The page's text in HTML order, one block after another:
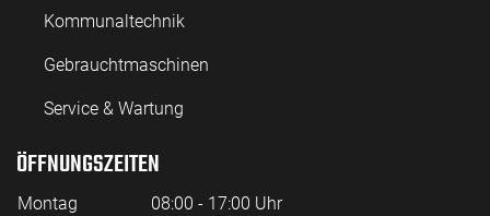
Kommunaltechnik
Gebrauchtmaschinen
Service & Wartung
ÖFFNUNGSZEITEN
Montag 08:00 - 17:00 Uhr